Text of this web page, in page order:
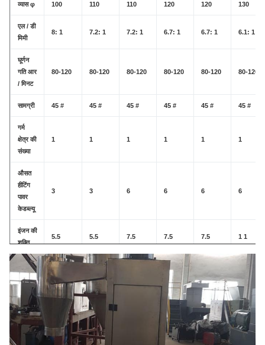
निकास
एकल हवा निकास
व्यास φ 100 110 110 120 120 130
एल / डी
मिमी
8: 1 7.2: 1 7.2: 1 6.7: 1 6.7: 1 6.1: 1
घूर्णन
गति आर
/ मिनट
80-120 80-120 80-120 80-120 80-120 80-120
सामग्री 45 # 45 # 45 # 45 # 45 # 45 #
गर्म
क्षेत्र की
संख्या
1 1 1 1 1 1
औसत
हीटिंग
पावर
केडब्ल्यू
3 3 6 6 6 6
इंजन की
शक्ति
5.5 5.5 7.5 7.5 7.5 1 1
चलनी
चलनी
का
तरीका
मैनुअल /
इलेक्ट्रिक
/
इलेक्ट्रिक
/
मैनुअल /
इलेक्ट्रिक
इलेक्ट्रिक
/
मैनुअल /
इलेक्ट्रिक
/
विद्युत
टैंक का
/ स्वचालित तापमान नियंत्रण